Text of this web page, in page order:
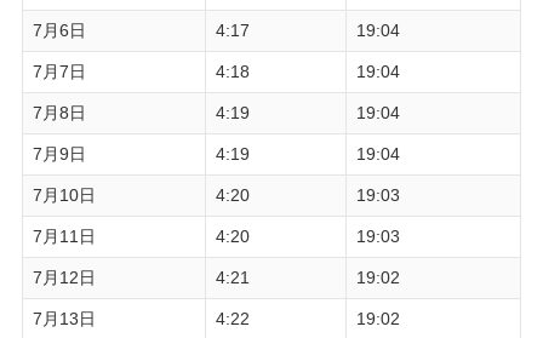
7月6日 4:17 19:04
7月7日 4:18 19:04
7月8日 4:19 19:04
7月9日 4:19 19:04
7月10日 4:20 19:03
7月11日 4:20 19:03
7月12日 4:21 19:02
7月13日 4:22 19:02